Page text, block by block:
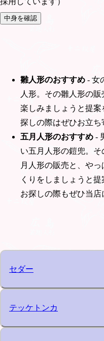
雛人形のおすすめ - 女
人形。その雛人形の
楽しみましょうと提案
探しの際はぜひお立ち
五月人形のおすすめ -
い五月人形の鎧兜。
月人形の販売と、や
くりをしましょうと提
お探しの際もぜひ当店
セダー
テッケトンカ